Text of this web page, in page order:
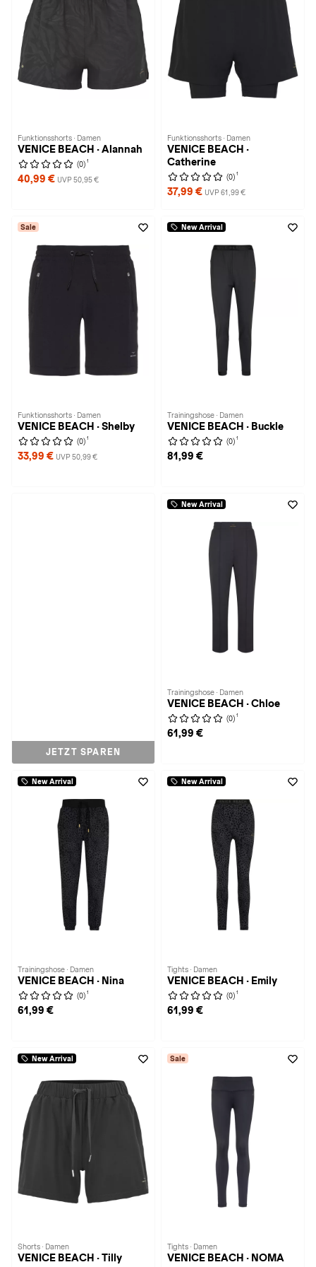
Funktionsshorts · Damen
VENICE BEACH · Alannah
(0) 1
40,99 € UVP 50,95 €
Funktionsshorts · Damen
VENICE BEACH ·
Catherine
(0) 1
37,99 € UVP 61,99 €
Sale
Funktionsshorts · Damen
VENICE BEACH · Shelby
(0) 1
33,99 € UVP 50,99 €
New Arrival
Trainingshose · Damen
VENICE BEACH · Buckle
(0) 1
81,99 €
JETZT SPAREN
New Arrival
Trainingshose · Damen
VENICE BEACH · Chloe
(0) 1
61,99 €
New Arrival
Trainingshose · Damen
VENICE BEACH · Nina
(0) 1
61,99 €
New Arrival
Tights · Damen
VENICE BEACH · Emily
(0) 1
61,99 €
New Arrival
Shorts · Damen
VENICE BEACH · Tilly
Sale
Tights · Damen
VENICE BEACH · NOMA